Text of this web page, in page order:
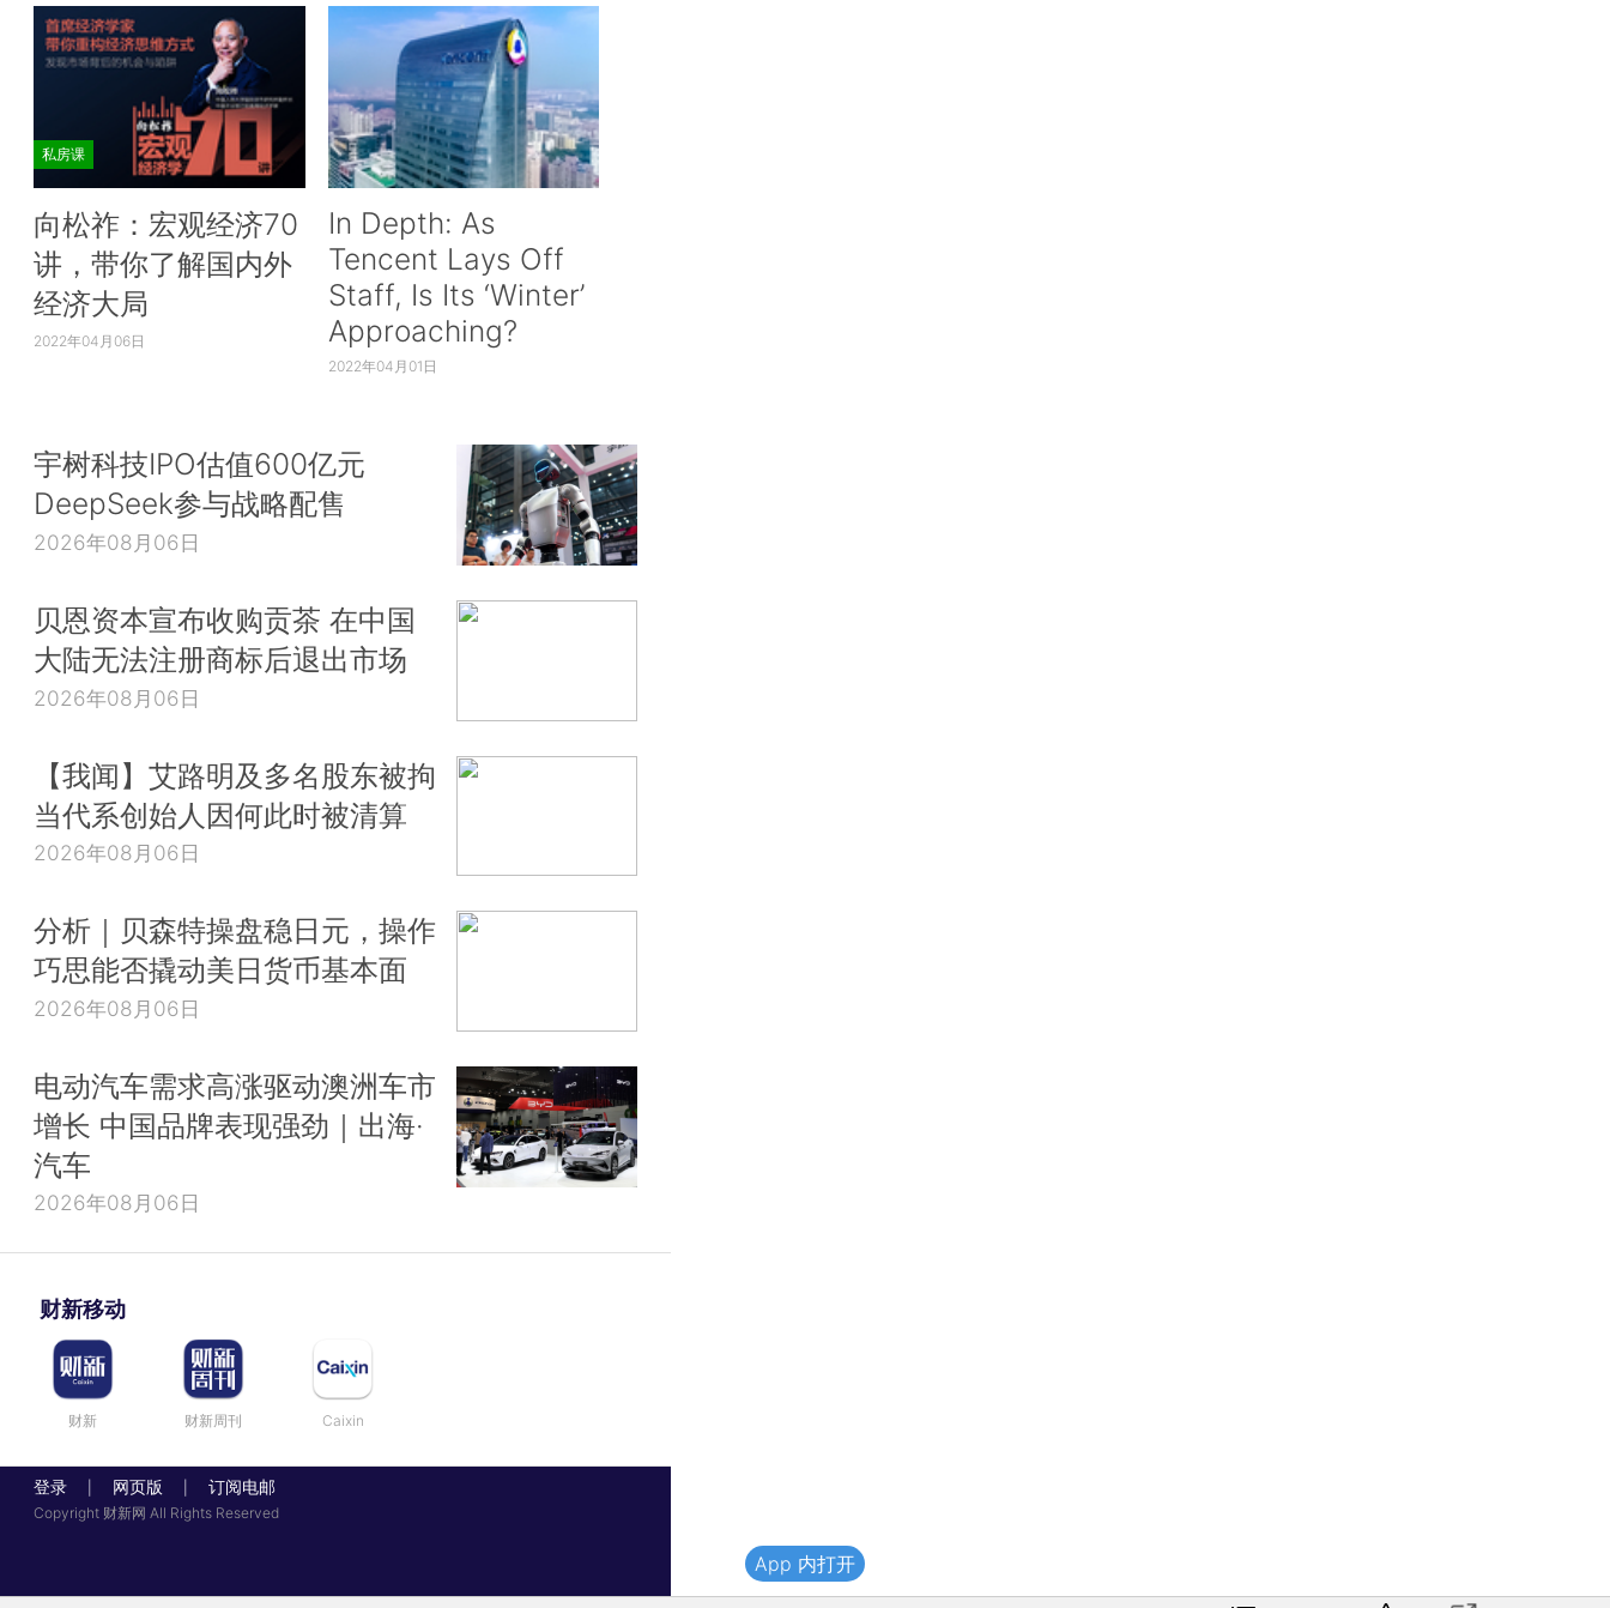
私房课
向松祚：宏观经济70
讲，带你了解国内外
经济大局
2022年04月06日
In Depth: As
Tencent Lays Off
Staff, Is Its ‘Winter’
Approaching?
2022年04月01日
宇树科技IPO估值600亿元
DeepSeek参与战略配售
2026年08月06日
贝恩资本宣布收购贡茶 在中国
大陆无法注册商标后退出市场
2026年08月06日
【我闻】艾路明及多名股东被拘
当代系创始人因何此时被清算
2026年08月06日
分析｜贝森特操盘稳日元，操作
巧思能否撬动美日货币基本面
2026年08月06日
电动汽车需求高涨驱动澳洲车市
增长 中国品牌表现强劲｜出海·
汽车
2026年08月06日
财新移动
财新 财新周刊 Caixin
登录 网页版 订阅电邮
Copyright 财新网 All Rights Reserved
App 内打开